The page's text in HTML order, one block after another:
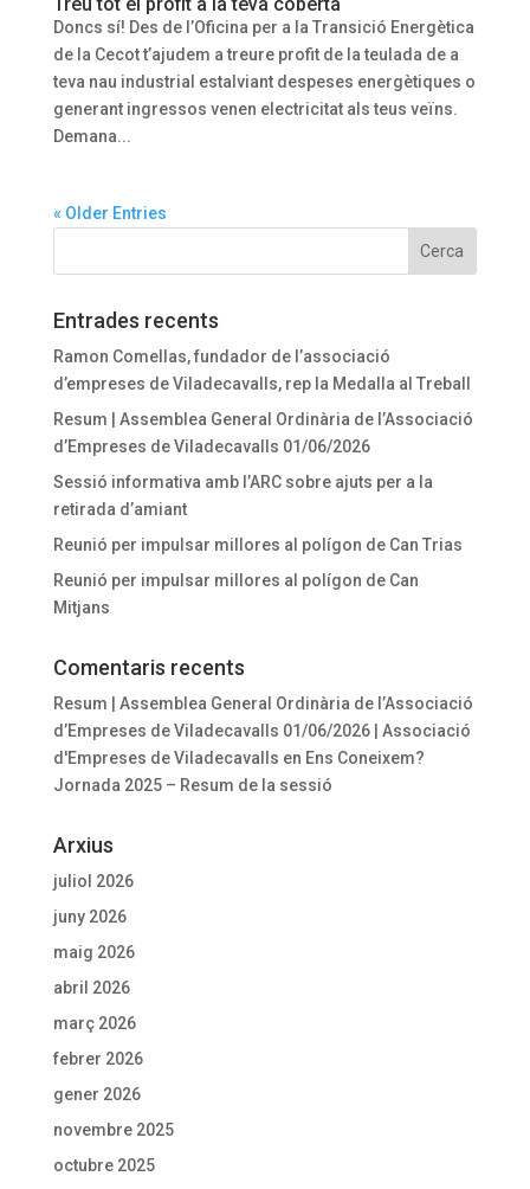
Doncs sí! Des de l’Oficina per a la Transició Energètica
de la Cecot t’ajudem a treure profit de la teulada de a
teva nau industrial estalviant despeses energètiques o
generant ingressos venen electricitat als teus veïns.
Demana...
« Older Entries
Entrades recents
Ramon Comellas, fundador de l’associació
d’empreses de Viladecavalls, rep la Medalla al Treball
Resum | Assemblea General Ordinària de l’Associació
d’Empreses de Viladecavalls 01/06/2026
Sessió informativa amb l’ARC sobre ajuts per a la
retirada d’amiant
Reunió per impulsar millores al polígon de Can Trias
Reunió per impulsar millores al polígon de Can
Mitjans
Comentaris recents
Resum | Assemblea General Ordinària de l’Associació
d’Empreses de Viladecavalls 01/06/2026 | Associació
d'Empreses de Viladecavalls en Ens Coneixem?
Jornada 2025 – Resum de la sessió
Arxius
juliol 2026
juny 2026
maig 2026
abril 2026
març 2026
febrer 2026
gener 2026
novembre 2025
octubre 2025